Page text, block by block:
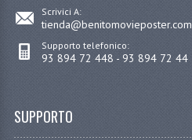
Scrivici A:
tienda@benitomovieposter.com
Supporto telefonico:
93 894 72 448 - 93 894 72 44
SUPPORTO